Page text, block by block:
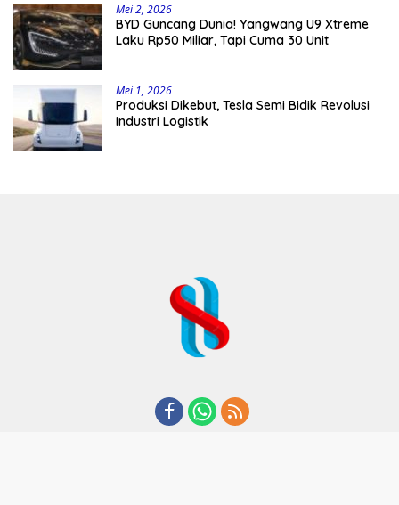
Mei 2, 2026
BYD Guncang Dunia! Yangwang U9 Xtreme
Laku Rp50 Miliar, Tapi Cuma 30 Unit
Mei 1, 2026
Produksi Dikebut, Tesla Semi Bidik Revolusi
Industri Logistik